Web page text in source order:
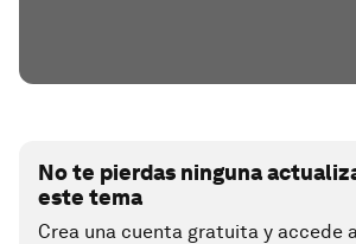
No te pierdas ninguna
este tema
Crea una cuenta gratuita y accede